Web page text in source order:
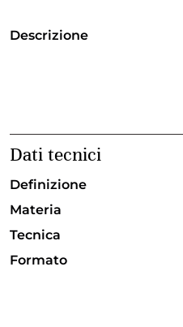
Descrizione
Dati tecnici
Definizione
Materia
Tecnica
Formato